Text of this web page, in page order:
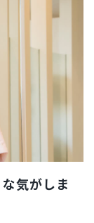
気がしま